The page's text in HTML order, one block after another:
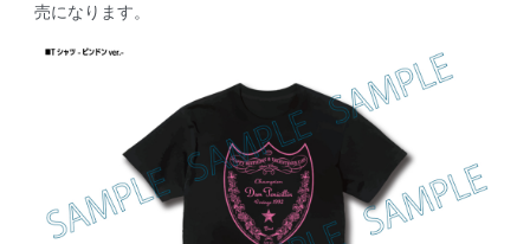
売になります。